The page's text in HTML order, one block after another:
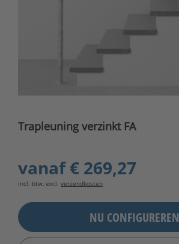
Trapleuning verzinkt FA
vanaf€ 269,27
incl. btw, excl. verzendkosten
NU CONFIGUREREN